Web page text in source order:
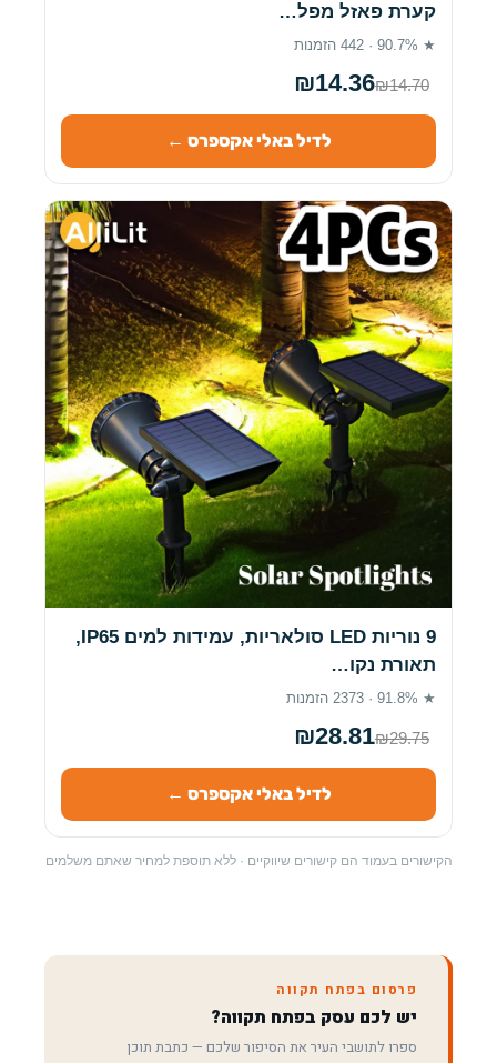
קערת פאזל מפל…
★ 90.7% · 442 הזמנות
₪14.36₪14.70
לדיל באלי אקספרס ←
9 נוריות LED סולאריות, עמידות למים IP65,
תאורת נקו…
★ 91.8% · 2373 הזמנות
₪28.81₪29.75
לדיל באלי אקספרס ←
הקישורים בעמוד הם קישורים שיווקיים · ללא תוספת למחיר שאתם משלמים
פרסום בפתח תקווה
יש לכם עסק בפתח תקווה?
ספרו לתושבי העיר את הסיפור שלכם — כתבת תוכן